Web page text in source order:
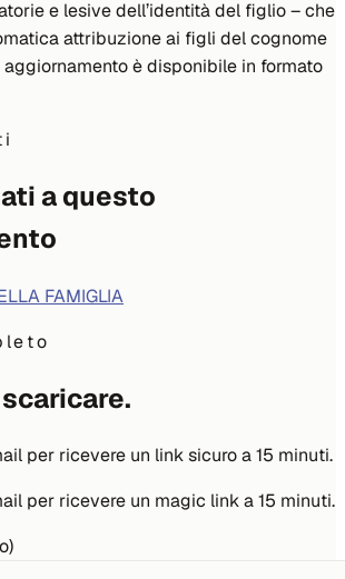
e lesive dell’identità del figlio – che
attribuzione ai figli del cognome
è disponibile in formato
a questo
FAMIGLIA
per ricevere un link sicuro a 15 minuti.
per ricevere un magic link a 15 minuti.